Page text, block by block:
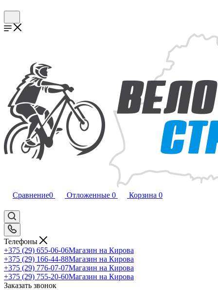
Сравнение0 Отложенные 0 Корзина 0
Телефоны
+375 (29) 655-06-06Магазин на Кирова
+375 (29) 166-44-88Магазин на Кирова
+375 (29) 776-07-07Магазин на Кирова
+375 (29) 755-20-60Магазин на Кирова
Заказать звонок